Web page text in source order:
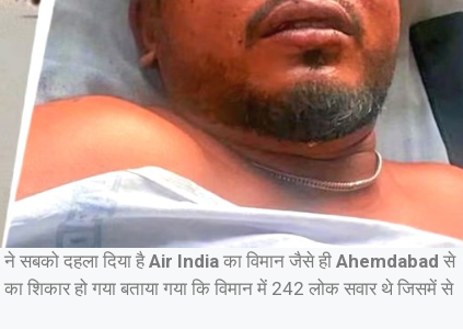
सबको दहला दिया हैAir India का विमान जैसे ही Ahemdabad से
शिकार हो गया बताया गया कि विमान में 242 लोक सवार थे जिसमें से